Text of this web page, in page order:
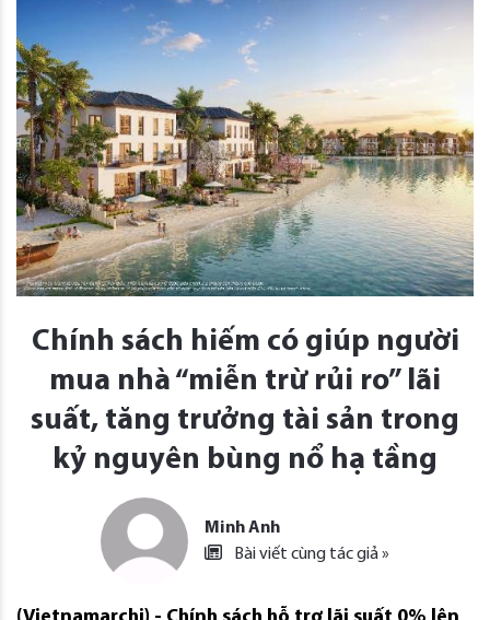
Chính sách hiếm có giúp người
mua nhà “miễn trừ rủi ro” lãi
suất, tăng trưởng tài sản trong
kỷ nguyên bùng nổ hạ tầng
Minh Anh
Bài viết cùng tác giả »